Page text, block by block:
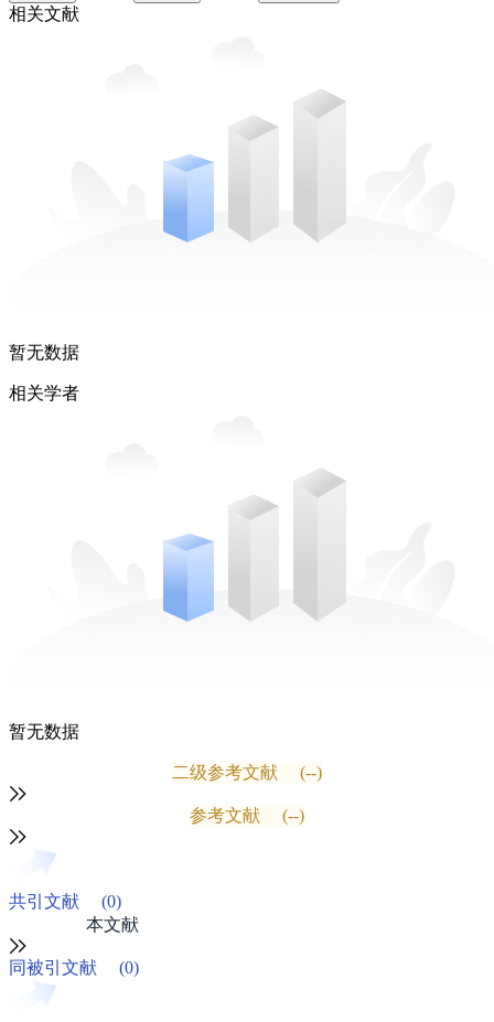
相关文献
暂无数据
相关学者
暂无数据
二级参考文献 (--)
参考文献 (--)
共引文献
(0)
本文献
同被引文献 (0)